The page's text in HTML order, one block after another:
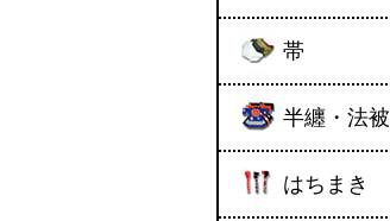
帯
半纏・法被
はちまき